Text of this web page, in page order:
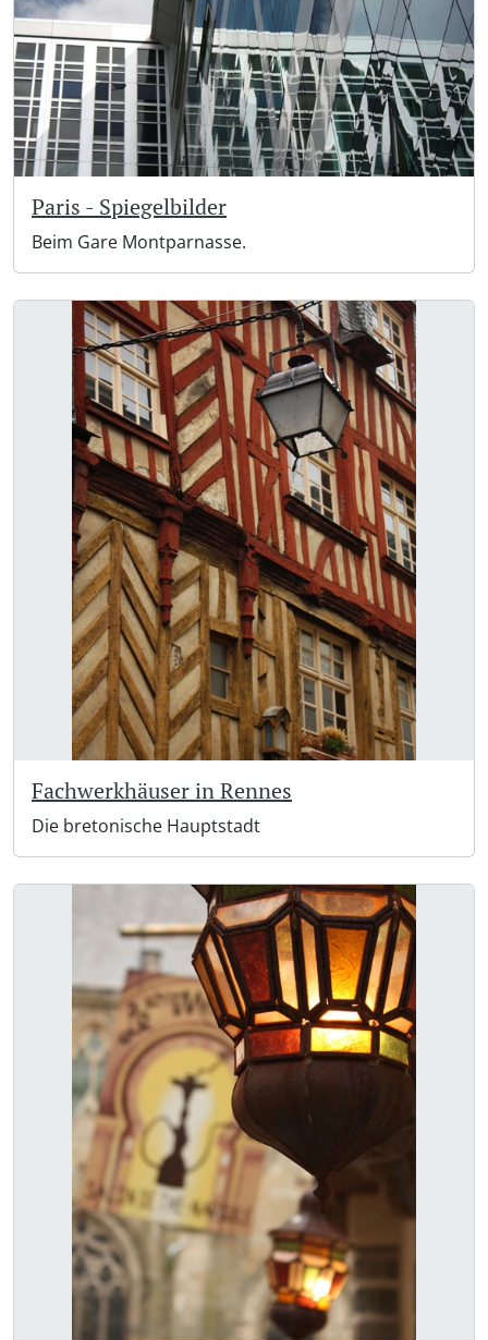
Paris - Spiegelbilder
Beim Gare Montparnasse.
Fachwerkhäuser in Rennes
Die bretonische Hauptstadt